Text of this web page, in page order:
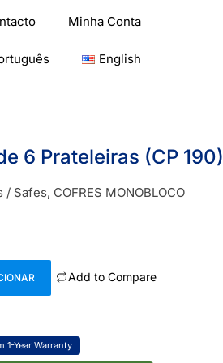
Minha Conta
English
6 Prateleiras (CP 190)
/ Safes, COFRES MONOBLOCO
Add to Compare
1-Year Warranty